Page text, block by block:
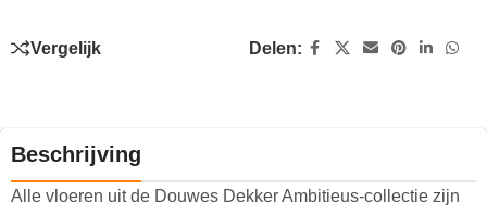
Vergelijk Delen:
Beschrijving
Alle vloeren uit de Douwes Dekker Ambitieus-collectie zijn